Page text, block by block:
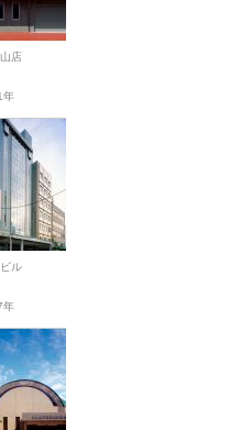
店
年
ル
年